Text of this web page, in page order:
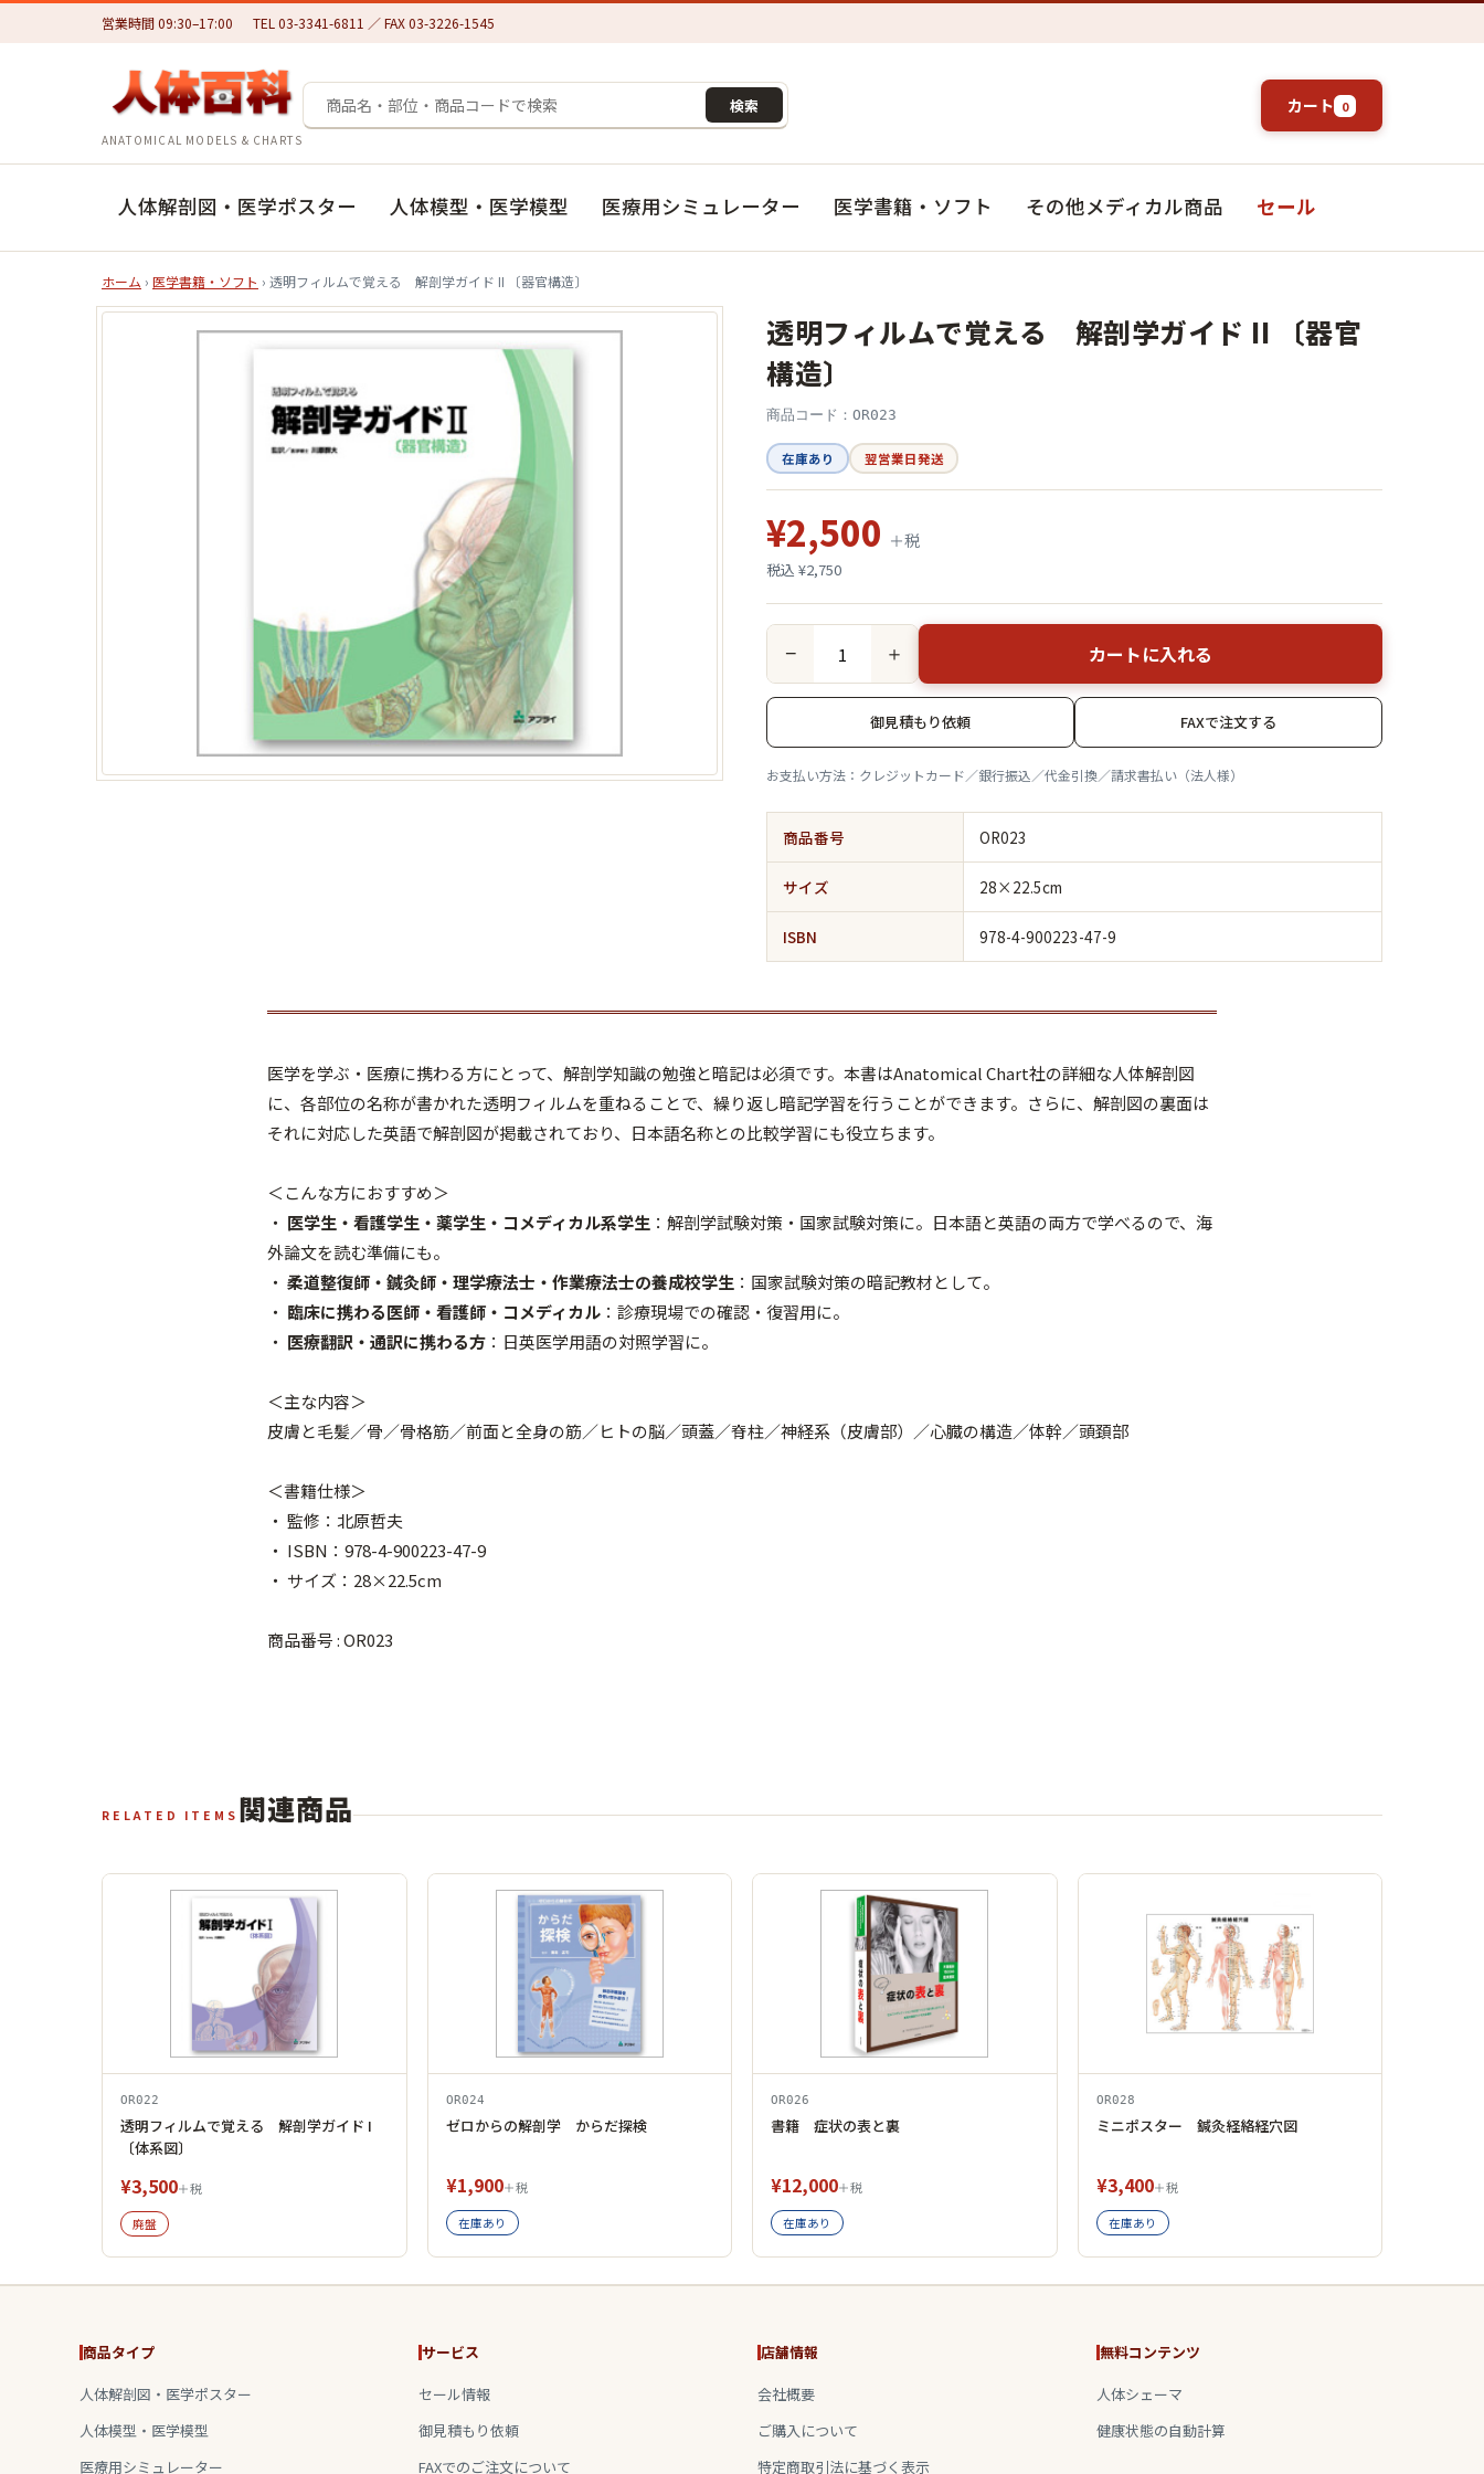
営業時間 09:30–17:00 TEL 03-3341-6811 ／ FAX 03-3226-1545
ANATOMICAL MODELS & CHARTS
検索 カート 0
人体解剖図・医学ポスター 人体模型・医学模型 医療用シミュレーター 医学書籍・ソフト その他メディカル商品 セール
ホーム › 医学書籍・ソフト › 透明フィルムで覚える 解剖学ガイド II 〔器官構造〕
透明フィルムで覚える 解剖学ガイド II 〔器官
構造〕
商品コード：OR023
在庫あり 翌営業日発送
¥2,500 ＋税
税込 ¥2,750
− ＋ カートに入れる
御見積もり依頼 FAXで注文する
お支払い方法：クレジットカード／銀行振込／代金引換／請求書払い（法人様）
商品番号 OR023
サイズ 28×22.5cm
ISBN 978-4-900223-47-9
医学を学ぶ・医療に携わる方にとって、解剖学知識の勉強と暗記は必須です。本書はAnatomical Chart社の詳細な人体解剖図
に、各部位の名称が書かれた透明フィルムを重ねることで、繰り返し暗記学習を行うことができます。さらに、解剖図の裏面は
それに対応した英語で解剖図が掲載されており、日本語名称との比較学習にも役立ちます。
＜こんな方におすすめ＞
・ 医学生・看護学生・薬学生・コメディカル系学生 ：解剖学試験対策・国家試験対策に。日本語と英語の両方で学べるので、海
外論文を読む準備にも。
・ 柔道整復師・鍼灸師・理学療法士・作業療法士の養成校学生 ：国家試験対策の暗記教材として。
・ 臨床に携わる医師・看護師・コメディカル ：診療現場での確認・復習用に。
・ 医療翻訳・通訳に携わる方 ：日英医学用語の対照学習に。
＜主な内容＞
皮膚と毛髪／骨／骨格筋／前面と全身の筋／ヒトの脳／頭蓋／脊柱／神経系（皮膚部）／心臓の構造／体幹／頭頚部
＜書籍仕様＞
・ 監修：北原哲夫
・ ISBN：978-4-900223-47-9
・ サイズ：28×22.5cm
商品番号 : OR023
RELATED ITEMS 関連商品
OR022
透明フィルムで覚える 解剖学ガイド I
〔体系図〕
¥3,500＋税
廃盤
OR024
ゼロからの解剖学 からだ探検
¥1,900＋税
在庫あり
OR026
書籍 症状の表と裏
¥12,000＋税
在庫あり
OR028
ミニポスター 鍼灸経絡経穴図
¥3,400＋税
在庫あり
商品タイプ
人体解剖図・医学ポスター
人体模型・医学模型
医療用シミュレーター
サービス
セール情報
御見積もり依頼
FAXでのご注文について
店舗情報
会社概要
ご購入について
特定商取引法に基づく表示
無料コンテンツ
人体シェーマ
健康状態の自動計算